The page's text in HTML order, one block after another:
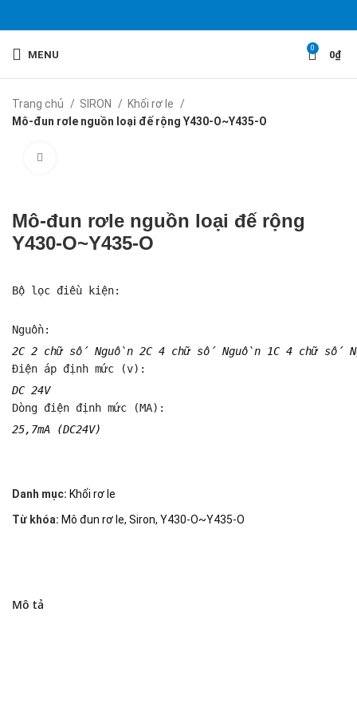
MENU
0
0₫
Trang chủ SIRON
Khối rơ le
Mô-đun rơle nguồn loại đế rộng Y430-O~Y435-O
Mô-đun rơle nguồn loại đế rộng
Y430-O~Y435-O
Bộ lọc điều kiện:
Nguồn:
2C 2 chữ số Nguồn 2C 4 chữ số Nguồn 1C 4 chữ số
Điện áp định mức (v):
DC 24V
Dòng điện định mức (MA):
25,7mA (DC24V)
Danh mục: Khối rơ le
Từ khóa: Mô đun rơ le, Siron, Y430-O~Y435-O
Mô tả